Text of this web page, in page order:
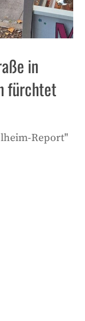
in
fürchtet
Report"